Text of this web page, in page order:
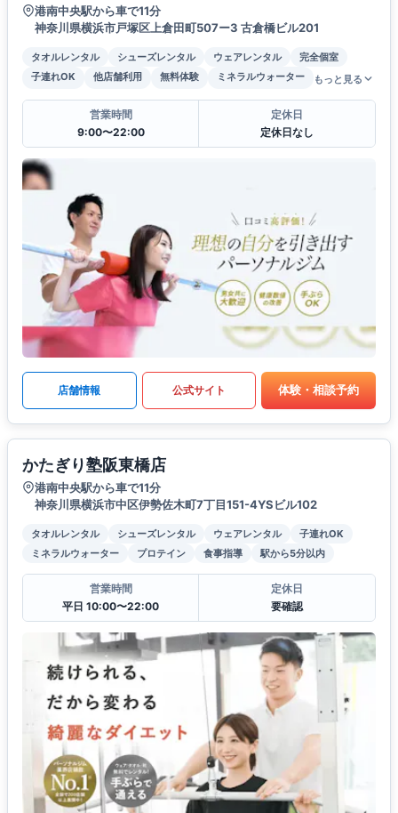
港南中央駅から車で11分
神奈川県横浜市戸塚区上倉田町507ー3 古倉橋ビル201
タオルレンタル シューズレンタル ウェアレンタル
完全個室
子連れOK
他店舗利用 無料体験 ミネラルウォーター もっと見る
営業時間
9:00〜22:00
定休日
定休日なし
店舗情報 公式サイト 体験・相談予約
かたぎり塾阪東橋店
港南中央駅から車で11分
神奈川県横浜市中区伊勢佐木町7丁目151-4YSビル102
タオルレンタル シューズレンタル ウェアレンタル
子連れOK
ミネラルウォーター
プロテイン 食事指導 駅から5分以内
営業時間
平日 10:00〜22:00
定休日
要確認